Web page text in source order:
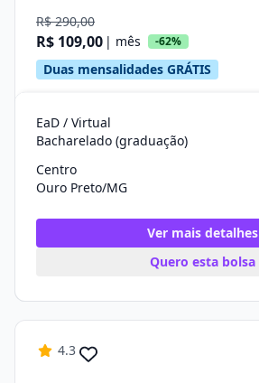
R$ 290,00
R$ 109,00 | mês -62%
Duas mensalidades GRÁTIS
EaD / Virtual
Bacharelado (graduação)
Centro
Ouro Preto/MG
Ver mais detalhes
Quero esta bolsa
4.3